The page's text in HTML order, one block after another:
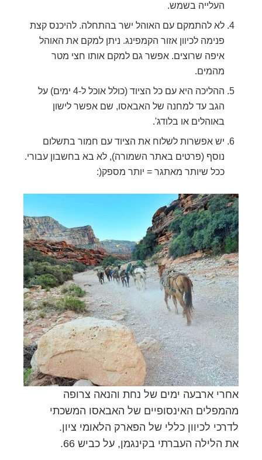
העלייה בשמש.
לא להתמקם עם האוהל ישר בהתחלה. להיכנס קצת
פנימה לכיוון אזור הקמפינג. ניתן למקם את האוהל
איפה שרוצים. אפשר גם למקם אותו חצי מטר
מהמים.
ההליכה היא עם כל הציוד (כולל אוכל ל-4 ימים) על
הגב עד למחנה של האבאסו, שם אפשר לישון
באוהלים או בלודג'.
יש אפשרות לשלוח את הציוד עם חמור בתשלום
נוסף (פרטים באתר השמורה), לא בא בחשבון עבורי.
ככל שיותר מאתגר = יותר מספק(:
אחרי ארבעה ימים של נחת והנאה צרופה
מהמפלים האינסופיים של האבאסו המשכתי
לדרכי לכיוון כללי של הפארק הלאומי ציון.
את הלילה העברתי בקינגמן, על כביש 66.